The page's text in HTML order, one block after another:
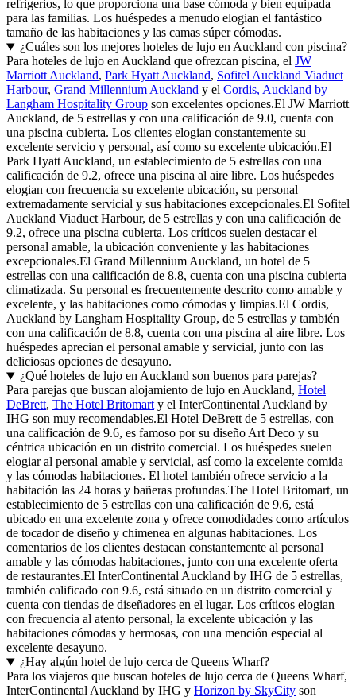
refrigerios, lo que proporciona una base cómoda y bien equipada
para las familias. Los huéspedes a menudo elogian el fantástico
tamaño de las habitaciones y las camas súper cómodas.
¿Cuáles son los mejores hoteles de lujo en Auckland con piscina?
Para hoteles de lujo en Auckland que ofrezcan piscina, el JW
Marriott Auckland, Park Hyatt Auckland, Sofitel Auckland Viaduct
Harbour, Grand Millennium Auckland y el Cordis, Auckland by
Langham Hospitality Group son excelentes opciones.El JW Marriott
Auckland, de 5 estrellas y con una calificación de 9.0, cuenta con
una piscina cubierta. Los clientes elogian constantemente su
excelente servicio y personal, así como su excelente ubicación.El
Park Hyatt Auckland, un establecimiento de 5 estrellas con una
calificación de 9.2, ofrece una piscina al aire libre. Los huéspedes
elogian con frecuencia su excelente ubicación, su personal
extremadamente servicial y sus habitaciones excepcionales.El Sofitel
Auckland Viaduct Harbour, de 5 estrellas y con una calificación de
9.2, ofrece una piscina cubierta. Los críticos suelen destacar el
personal amable, la ubicación conveniente y las habitaciones
excepcionales.El Grand Millennium Auckland, un hotel de 5
estrellas con una calificación de 8.8, cuenta con una piscina cubierta
climatizada. Su personal es frecuentemente descrito como amable y
excelente, y las habitaciones como cómodas y limpias.El Cordis,
Auckland by Langham Hospitality Group, de 5 estrellas y también
con una calificación de 8.8, cuenta con una piscina al aire libre. Los
huéspedes aprecian el personal amable y servicial, junto con las
deliciosas opciones de desayuno.
¿Qué hoteles de lujo en Auckland son buenos para parejas?
Para parejas que buscan alojamiento de lujo en Auckland, Hotel
DeBrett, The Hotel Britomart y el InterContinental Auckland by
IHG son muy recomendables.El Hotel DeBrett de 5 estrellas, con
una calificación de 9.6, es famoso por su diseño Art Deco y su
céntrica ubicación en un distrito comercial. Los huéspedes suelen
elogiar al personal amable y servicial, así como la excelente comida
y las cómodas habitaciones. El hotel también ofrece servicio a la
habitación las 24 horas y bañeras profundas.The Hotel Britomart, un
establecimiento de 5 estrellas con una calificación de 9.6, está
ubicado en una excelente zona y ofrece comodidades como artículos
de tocador de diseño y chimenea en algunas habitaciones. Los
comentarios de los clientes destacan constantemente al personal
amable y las cómodas habitaciones, junto con una excelente oferta
de restaurantes.El InterContinental Auckland by IHG de 5 estrellas,
también calificado con 9.6, está situado en un distrito comercial y
cuenta con tiendas de diseñadores en el lugar. Los críticos elogian
con frecuencia al atento personal, la excelente ubicación y las
habitaciones cómodas y hermosas, con una mención especial al
excelente desayuno.
¿Hay algún hotel de lujo cerca de Queens Wharf?
Para los viajeros que buscan hoteles de lujo cerca de Queens Wharf,
InterContinental Auckland by IHG y Horizon by SkyCity son